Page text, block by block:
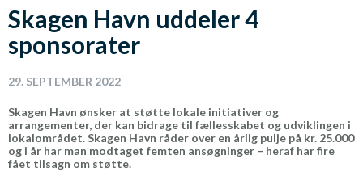
Skagen Havn uddeler 4
sponsorater
29. SEPTEMBER 2022
Skagen Havn ønsker at støtte lokale initiativer og
arrangementer, der kan bidrage til fællesskabet og udviklingen i
lokalområdet. Skagen Havn råder over en årlig pulje på kr. 25.000
og i år har man modtaget femten ansøgninger – heraf har fire
fået tilsagn om støtte.